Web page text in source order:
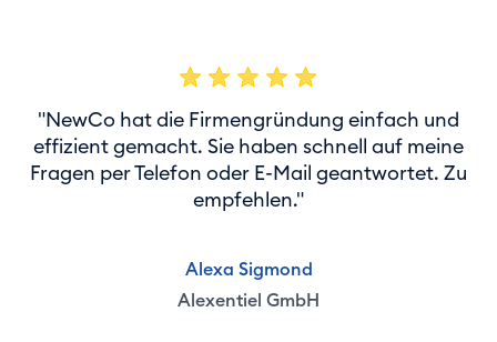
"NewCo hat die Firmengründung einfach und
effizient gemacht. Sie haben schnell auf meine
Fragen per Telefon oder E-Mail geantwortet. Zu
empfehlen."
Alexa Sigmond
Alexentiel GmbH